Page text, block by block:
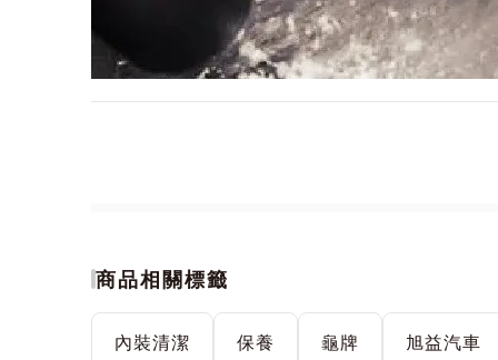
商品相關標籤
內裝清潔 保養 龜牌 旭益汽車